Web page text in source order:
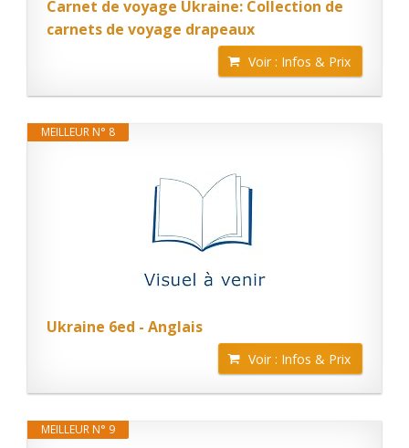
Carnet de voyage Ukraine: Collection de
carnets de voyage drapeaux
Voir : Infos & Prix
MEILLEUR N° 8
Ukraine 6ed - Anglais
Voir : Infos & Prix
MEILLEUR N° 9